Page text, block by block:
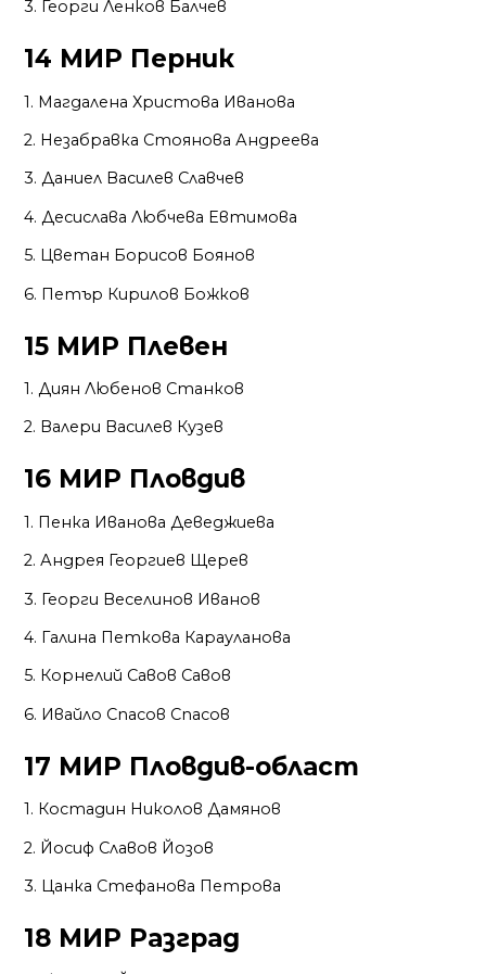
3. Георги Ленков Балчев
14 МИР Перник
1. Магдалена Христова Иванова
2. Незабравка Стоянова Андреева
3. Даниел Василев Славчев
4. Десислава Любчева Евтимова
5. Цветан Борисов Боянов
6. Петър Кирилов Божков
15 МИР Плевен
1. Диян Любенов Станков
2. Валери Василев Кузев
16 МИР Пловдив
1. Пенка Иванова Деведжиева
2. Андрея Георгиев Щерев
3. Георги Веселинов Иванов
4. Галина Петкова Карауланова
5. Корнелий Савов Савов
6. Ивайло Спасов Спасов
17 МИР Пловдив-област
1. Костадин Николов Дамянов
2. Йосиф Славов Йозов
3. Цанка Стефанова Петрова
18 МИР Разград